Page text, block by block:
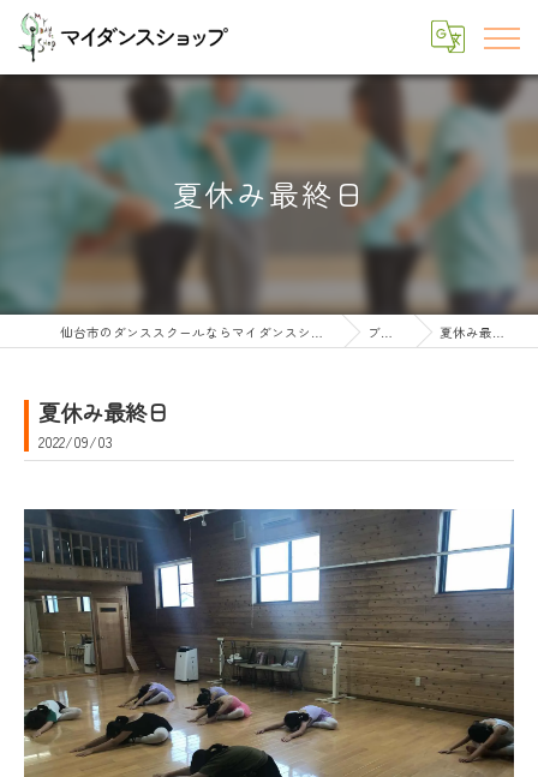
夏休み最終日
仙台市のダンススクールならマイダンスショップ ブログ 夏休み最終日
夏休み最終日
2022/09/03